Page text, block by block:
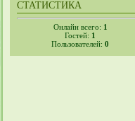
СТАТИСТИКА
Онлайн всего: 1
Гостей: 1
Пользователей: 0